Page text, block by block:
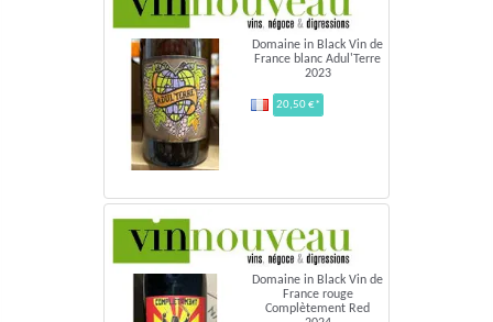
Domaine in Black Vin de
France blanc Adul'Terre
2023
20,50 €*
Domaine in Black Vin de
France rouge
Complètement Red